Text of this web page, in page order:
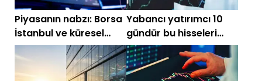
Piyasanın nabzı: Borsa
İstanbul ve küresel
piyasalarda gün
başlarken (23 Haziran)
Yabancı yatırımcı 10
gündür bu hisseleri
topluyor: DOAS, KCAER,
SAHOL